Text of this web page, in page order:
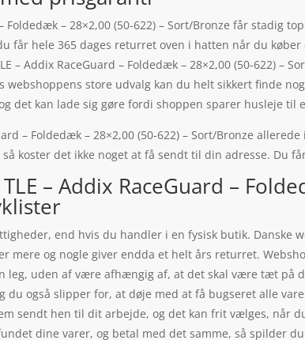
Foldedæk – 28×2,00 (50-622) – Sort/Bronze får stadig
får hele 365 dages returret oven i hatten når du
– Addix RaceGuard – Foldedæk – 28×2,00 (50-622) –
store udvalg kan du helt sikkert finde
det kan lade sig gøre fordi shoppen sparer husleje til
– Foldedæk – 28×2,00 (50-622) – Sort/Bronze
koster det ikke noget at få sendt til din adresse. Du
– Addix RaceGuard –
end hvis du handler i en fysisk butik. Danske
mere og nogle giver endda et helt års returret.
leg, uden af være afhængig af, at det skal være tæt på
også slipper for, at døje med at få bugseret alle
sendt hen til dit arbejde, og det kan frit vælges, når
dine varer, og betal med det samme, så spilder